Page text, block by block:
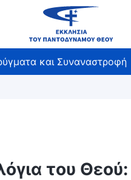
και Συναναστροφή
του